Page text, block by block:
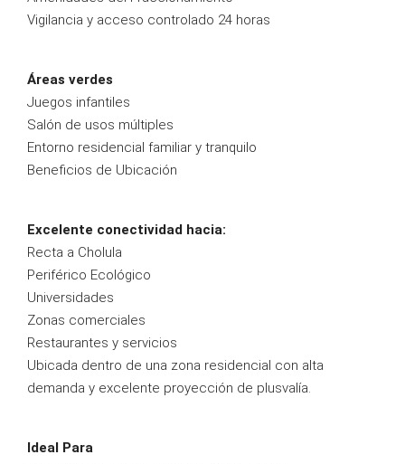
Vigilancia y acceso controlado 24 horas
Áreas verdes
Juegos infantiles
Salón de usos múltiples
Entorno residencial familiar y tranquilo
Beneficios de Ubicación
Excelente conectividad hacia:
Recta a Cholula
Periférico Ecológico
Universidades
Zonas comerciales
Restaurantes y servicios
Ubicada dentro de una zona residencial con alta
demanda y excelente proyección de plusvalía.
Ideal Para